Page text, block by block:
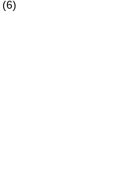
(6)